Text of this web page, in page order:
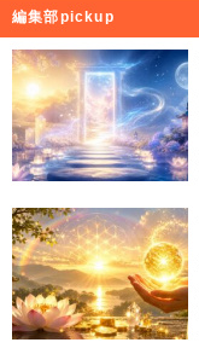
編集部pickup